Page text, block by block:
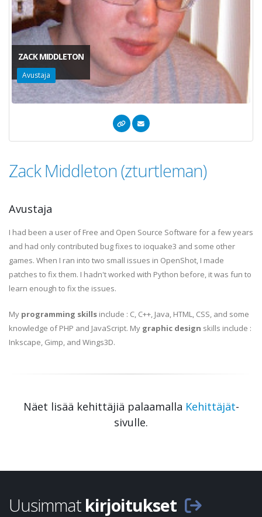
ZACK MIDDLETON
Avustaja
Zack Middleton (zturtleman)
Avustaja
I had been a user of Free and Open Source Software for a few years
and had only contributed bug fixes to ioquake3 and some other
games. When I ran into two small issues in OpenShot, I made
patches to fix them. I hadn't worked with Python before, it was fun to
learn enough to fix the issues.
My programming skills include : C, C++, Java, HTML, CSS, and some
knowledge of PHP and JavaScript. My graphic design skills include :
Inkscape, Gimp, and Wings3D.
Näet lisää kehittäjiä palaamalla Kehittäjät-
sivulle.
Uusimmat kirjoitukset